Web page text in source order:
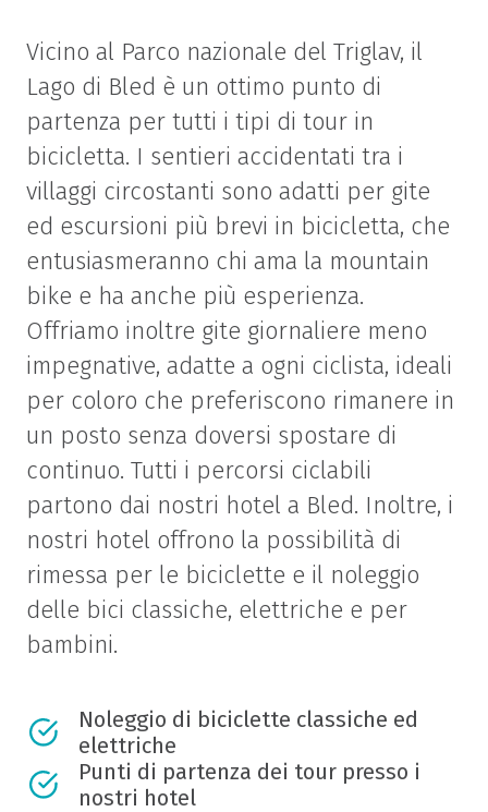
Vicino al Parco nazionale del Triglav, il
Lago di Bled è un ottimo punto di
partenza per tutti i tipi di tour in
bicicletta. I sentieri accidentati tra i
villaggi circostanti sono adatti per gite
ed escursioni più brevi in bicicletta, che
entusiasmeranno chi ama la mountain
bike e ha anche più esperienza.
Offriamo inoltre gite giornaliere meno
impegnative, adatte a ogni ciclista, ideali
per coloro che preferiscono rimanere in
un posto senza doversi spostare di
continuo. Tutti i percorsi ciclabili
partono dai nostri hotel a Bled. Inoltre, i
nostri hotel offrono la possibilità di
rimessa per le biciclette e il noleggio
delle bici classiche, elettriche e per
bambini.
Noleggio di biciclette classiche ed
elettriche
Punti di partenza dei tour presso i
nostri hotel